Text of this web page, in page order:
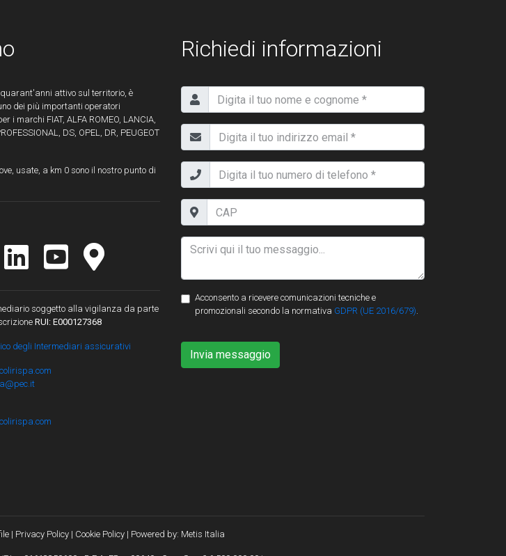
attivo sul territorio, è
dei più importanti operatori
i marchi FIAT, ALFA ROMEO, LANCIA,
DS, OPEL, DR, PEUGEOT
usate, a km 0 sono il nostro punto di
soggetto alla vigilanza da parte
RUI: E000127368
degli Intermediari assicurativi
Richiedi informazioni
Acconsento a ricevere comunicazioni tecniche e
promozionali secondo la normativa GDPR (UE 2016/679).
Invia messaggio
| Privacy Policy | Cookie Policy | Powered by: Metis Italia